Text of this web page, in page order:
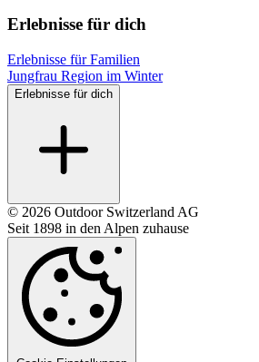
Erlebnisse für dich
Erlebnisse für Familien
Jungfrau Region im Winter
Erlebnisse für dich
© 2026 Outdoor Switzerland AG
Seit 1898 in den Alpen zuhause